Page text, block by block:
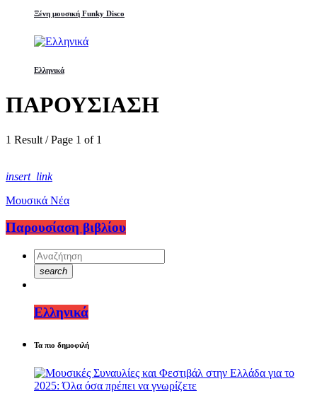
Ξένη μουσική Funky Disco
Ελληνικά
ΠΑΡΟΥΣΙΑΣΗ
1 Result / Page 1 of 1
insert_link
Μουσικά Νέα
Παρουσίαση βιβλίου
search
Ελληνικά
Τα πιο δημοφιλή